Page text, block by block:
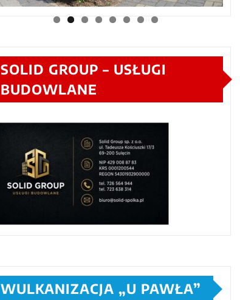
SOLID GROUP – USŁUGI
BUDOWLANE
WULKANIZACJA „U PAWŁA”